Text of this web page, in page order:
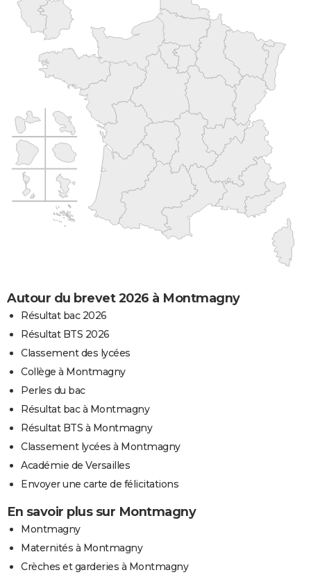
Autour du brevet 2026 à Montmagny
Résultat bac 2026
Résultat BTS 2026
Classement des lycées
Collège à Montmagny
Perles du bac
Résultat bac à Montmagny
Résultat BTS à Montmagny
Classement lycées à Montmagny
Académie de Versailles
Envoyer une carte de félicitations
En savoir plus sur Montmagny
Montmagny
Maternités à Montmagny
Crèches et garderies à Montmagny